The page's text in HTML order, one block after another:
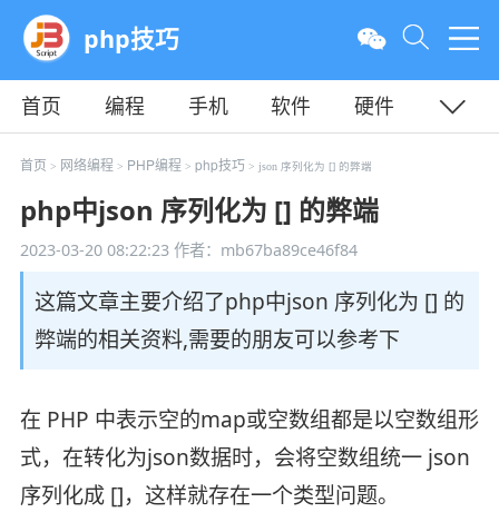
php技巧
首页 编程 手机 软件
硬件
教程
平面 服务器
首页 > 网络编程 > PHP编程 > php技巧 > json 序列化为 [] 的弊端
php中json 序列化为 [] 的弊端
2023-03-20 08:22:23作者：mb67ba89ce46f84
这篇文章主要介绍了php中json 序列化为 [] 的
弊端的相关资料,需要的朋友可以参考下
在 PHP 中表示空的map或空数组都是以空数组形
式，在转化为json数据时，会将空数组统一 json
序列化成 ​​[]​​，这样就存在一个类型问题。